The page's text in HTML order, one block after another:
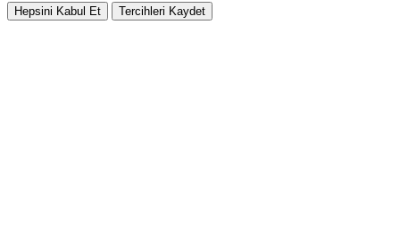
Hepsini Kabul Et Tercihleri Kaydet